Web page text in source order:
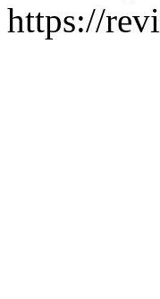
https://